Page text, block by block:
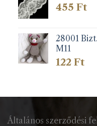
455 Ft
28001
M11
122 Ft
Általános szerződési